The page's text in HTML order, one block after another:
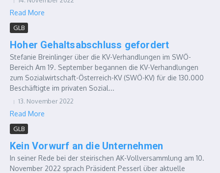
Read More
GLB
Hoher Gehaltsabschluss gefordert
Stefanie Breinlinger über die KV-Verhandlungen im SWÖ-
Bereich Am 19. September begannen die KV-Verhandlungen
zum Sozialwirtschaft-Österreich-KV (SWÖ-KV) für die 130.000
Beschäftigte im privaten Sozial...
13. November 2022
Read More
GLB
Kein Vorwurf an die Unternehmen
In seiner Rede bei der steirischen AK-Vollversammlung am 10.
November 2022 sprach Präsident Pesserl über aktuelle